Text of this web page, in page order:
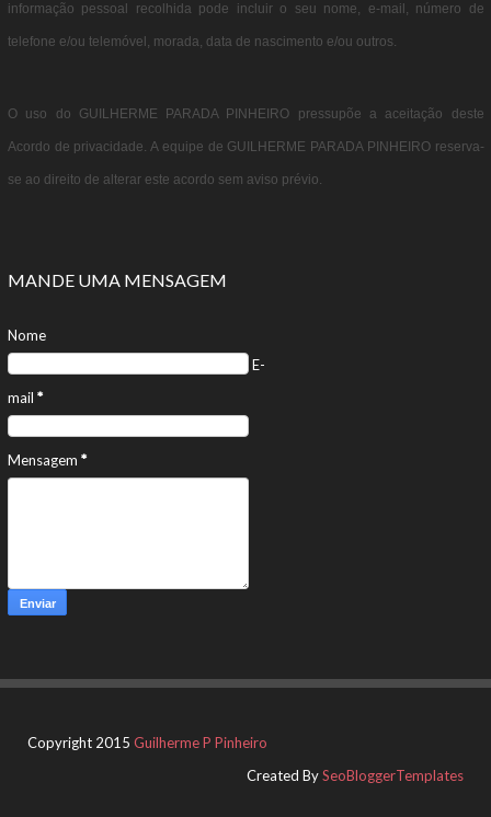
informação pessoal recolhida pode incluir o seu nome, e-mail, número de
telefone e/ou telemóvel, morada, data de nascimento e/ou outros.
O uso do GUILHERME PARADA PINHEIRO pressupõe a aceitação deste
Acordo de privacidade. A equipe de GUILHERME PARADA PINHEIRO reserva-
se ao direito de alterar este acordo sem aviso prévio.
MANDE UMA MENSAGEM
Nome
E-
mail *
Mensagem *
Copyright 2015 Guilherme P Pinheiro
Created BySeoBloggerTemplates